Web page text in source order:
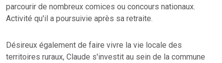
parcourir de nombreux comices ou concours nationaux.
Activité qu'il a poursuivie après sa retraite.
Désireux également de faire vivre la vie locale des
territoires ruraux, Claude s'investit au sein de la commune